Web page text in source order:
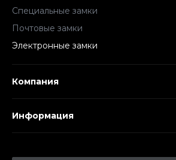
Специальные замки
Почтовые замки
Электронные замки
Компания
Информация